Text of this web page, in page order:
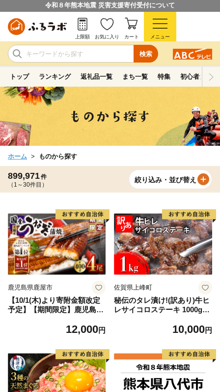
令和８年熊本地震 災害支援寄付受付について
検索
上限額 お気に入り カート メニュー
トップ ランキング 返礼品一覧 まち一覧 特集 初心者ガイド
ホーム ものから探す
899,971件
（1～30件目）
絞り込み・並び替え
鹿児島県鹿屋市
【10/1(木)より寄附金額改定
予定】【期間限定】鹿児島県
12,000円
佐賀県上峰町
秘伝のタレ漬け!(訳あり)牛ヒ
レサイコロステーキ 1000g
10,000円